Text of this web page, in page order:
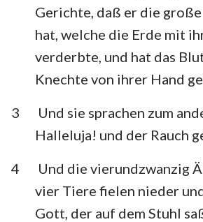
3. Johannes Judas
Offenbarung
Gerichte, daß er die
hat, welche die Erde mit
verderbte, und hat das
Knechte von ihrer Hand
3
Und sie sprachen zum
Halleluja! und der Rauch
4
Und die vierundzwanzig
vier Tiere fielen nieder
Gott, der auf dem Stuhl